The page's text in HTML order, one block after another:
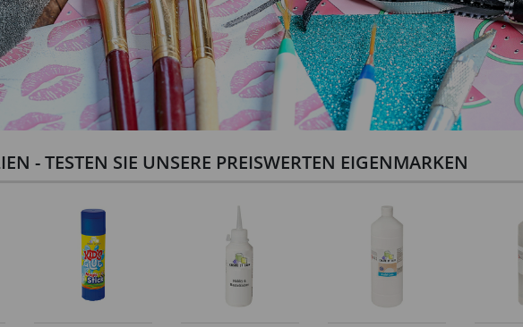
- TESTEN SIE UNSERE PREISWERTEN EIGENMARKEN